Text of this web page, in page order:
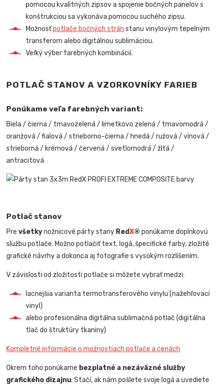
pomocou kvalitných zipsov a spojenie bočných panelov s
konštrukciou sa vykonáva pomocou suchého zipsu.
Možnosťpotlače bočných strán stanu vinylovým tepelným
transferom alebo digitálnou sublimáciou.
Veľký výber farebných kombinácií.
POTLAČ STANOV A VZORKOVNÍKY FARIEB
Ponúkame veľa farebných variant:
Biela / čierna / tmavozelená / limetkovo zelená / tmavomodrá /
oranžová / fialová / strieborno-čierna / hnedá / ružová / vínová /
strieborná / krémová / červená / svetlomodrá / žltá /
antracitová
Potlač stanov
Prevšetkynožnicové párty stany RedX® ponúkame doplnkovú
službu potlače. Možno potlačiť text, logá, špecifické farby, zložité
grafické návrhy a dokonca aj fotografie s vysokým rozlíšením.
V závislosti od zložitosti potlače si môžete vybrať medzi:
lacnejšia varianta termotransferového vinylu (nažehľovací
vinyl)
alebo profesionálna digitálna sublimačná potlač (digitálna
tlač do štruktúry tkaniny)
Kompletné informácie o možnostiach potlače a cenách
Okrem toho ponúkame bezplatné a nezáväzné služby
grafického dizajnu. Stačí, ak nám pošlete svoje logá a uvediete